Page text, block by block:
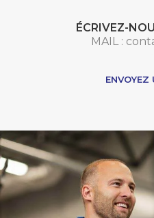
ÉCRIVEZ-
MAIL :
ENVOYEZ